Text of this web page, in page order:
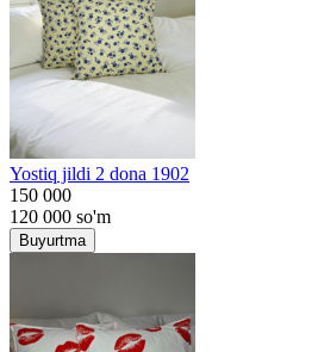
Yostiq jildi 2 dona 1902
150 000
120 000 so'm
Buyurtma